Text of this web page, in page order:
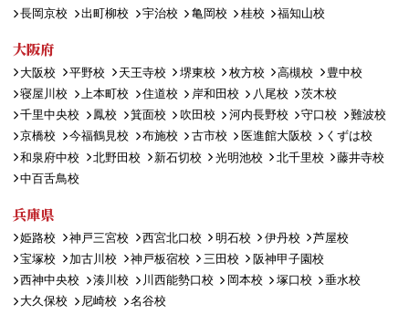
長岡京校
出町柳校 宇治校 亀岡校 桂校 福知山校
大阪府
大阪校 平野校 天王寺校 堺東校 枚方校 高槻校
豊中校
寝屋川校
上本町校 住道校 岸和田校 八尾校
茨木校
千里中央校
鳳校 箕面校 吹田校 河内長野校 守口校
難波校
京橋校
今福鶴見校 布施校 古市校 医進館大阪校
くずは校
和泉府中校
北野田校 新石切校 光明池校 北千里校
藤井寺校
中百舌鳥校
兵庫県
姫路校 神戸三宮校 西宮北口校 明石校 伊丹校
芦屋校
宝塚校
加古川校 神戸板宿校 三田校
阪神甲子園校
西神中央校
湊川校 川西能勢口校 岡本校 塚口校
垂水校
大久保校
尼崎校 名谷校